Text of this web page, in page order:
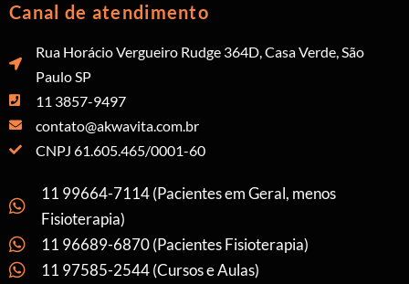
Canal de atendimento
Rua Horácio Vergueiro Rudge 364D, Casa Verde, São
Paulo SP
11 3857-9497
contato@akwavita.com.br
CNPJ 61.605.465/0001-60
11 99664-7114 (Pacientes em Geral, menos
Fisioterapia)
11 96689-6870 (Pacientes Fisioterapia)
11 97585-2544 (Cursos e Aulas)